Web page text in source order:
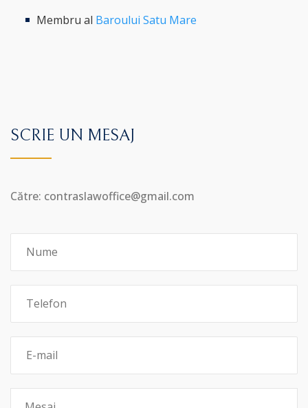
Membru al Baroului Satu Mare
SCRIE UN MESAJ
Către: contraslawoffice@gmail.com